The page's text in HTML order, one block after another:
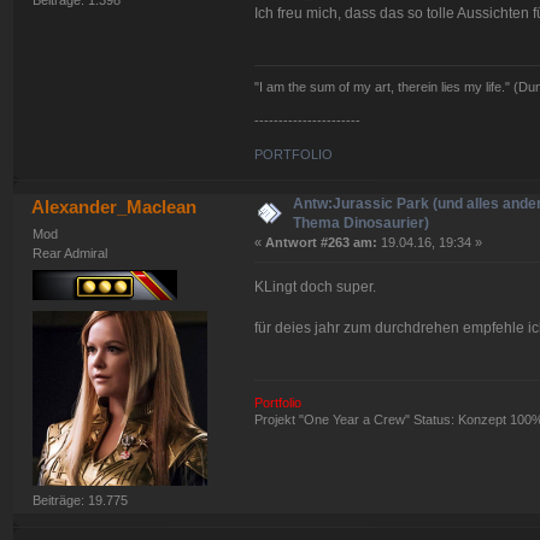
Ich freu mich, dass das so tolle Aussichten
"I am the sum of my art, therein lies my life."
----------------------
PORTFOLIO
Alexander_Maclean
Mod
Rear Admiral
Beiträge: 19.775
Antw:Jurassic Park (und alles
Thema Dinosaurier)
« Antwort #263 am: 19.04.16, 19:34 »
KLingt doch super.
für deies jahr zum durchdrehen empfehle
Portfolio
Projekt "One Year a Crew" Status: Konzept